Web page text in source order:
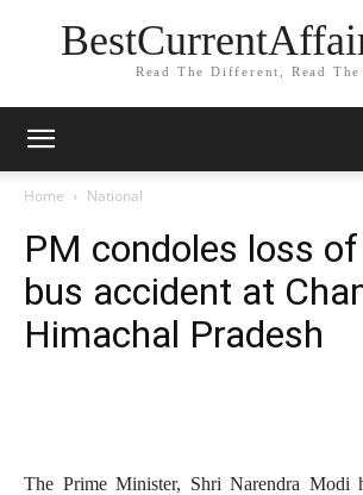
Read The Different, Read The
Home National
PM condoles loss
bus accident at
Himachal Pradesh
The Prime Minister, Shri Narendra Modi